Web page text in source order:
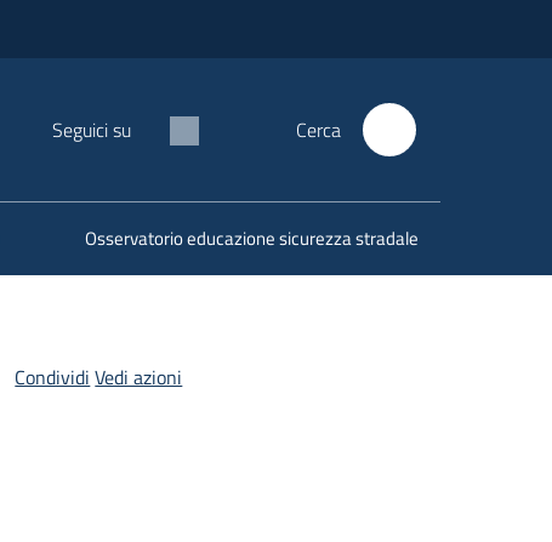
Seguici su Cerca
Osservatorio educazione sicurezza stradale
Condividi Vedi azioni